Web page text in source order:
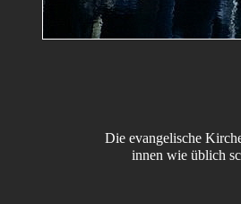
Die evangelische
innen wie üblich